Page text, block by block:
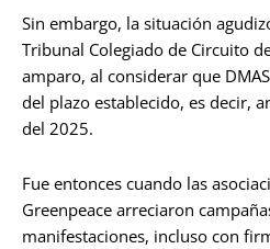
Sin embargo, la situación
Tribunal Colegiado de Circuito
amparo, al considerar que
del plazo establecido, es decir,
del 2025.
Fue entonces cuando las
Greenpeace arreciaron
manifestaciones, incluso con